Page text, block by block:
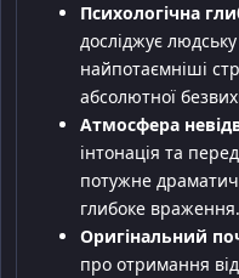
Психологічна
досліджує
найпотаємніші
абсолютної
Атмосфера
інтонація та
потужне
глибоке враження.
Оригінальний
про отримання